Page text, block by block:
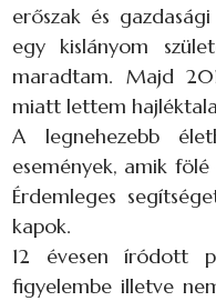
erőszak és
egy kislányom
maradtam. Majd
miatt lettem
A legnehezebb
események, amik fölé
Érdemleges
kapok.
12 évesen íródott
figyelembe illetve